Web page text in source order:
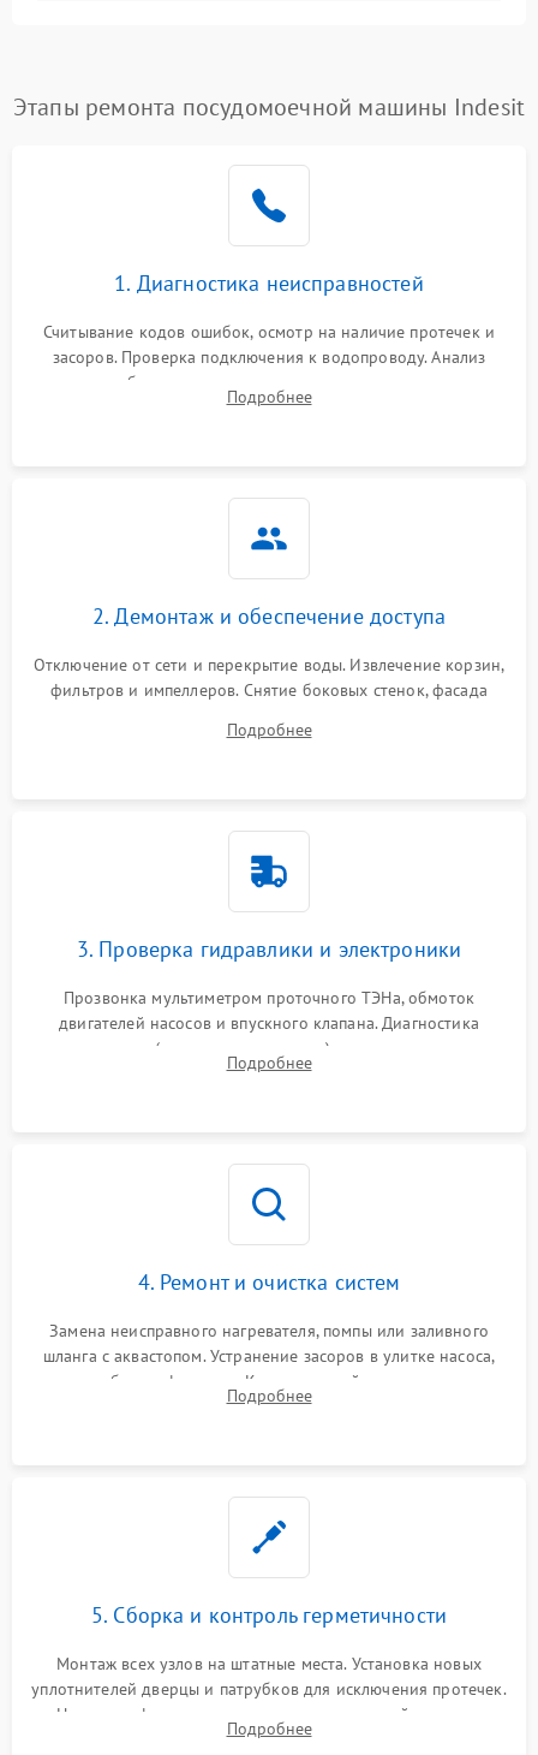
воды
1800 ₽ Подробнее →
Проблемы с
Этапы ремонта посудомоечной машины Indesit
1. Диагностика неисправностей
Считывание кодов ошибок, осмотр на наличие протечек и
засоров. Проверка подключения к водопроводу. Анализ
жалоб на отсутствие слива, нагрева, вращения
разбрызгивателей или срабатывание системы защиты
Подробнее
2. Демонтаж и обеспечение доступа
Отключение от сети и перекрытие воды. Извлечение корзин,
фильтров и импеллеров. Снятие боковых стенок, фасада
циркуляционному насосу, ТЭНу и сливной помпе.
Подробнее
3. Проверка гидравлики и электроники
Прозвонка мультиметром проточного ТЭНа, обмоток
двигателей насосов и впускного клапана. Диагностика
прессостата (датчика уровня воды), датчика мутности,
концевика дверцы и электронного модуля управления.
Подробнее
4. Ремонт и очистка систем
Замена неисправного нагревателя, помпы или заливного
шланга с аквастопом. Устранение засоров в улитке насоса,
патрубках и фильтрах. Компонентный ремонт платы
управления, восстановление поврежденной проводки.
Подробнее
5. Сборка и контроль герметичности
Монтаж всех узлов на штатные места. Установка новых
уплотнителей дверцы и патрубков для исключения протечек.
Надежная фиксация хомутов гидравлической системы,
сборка корпуса и установка датчика поплавка.
Подробнее